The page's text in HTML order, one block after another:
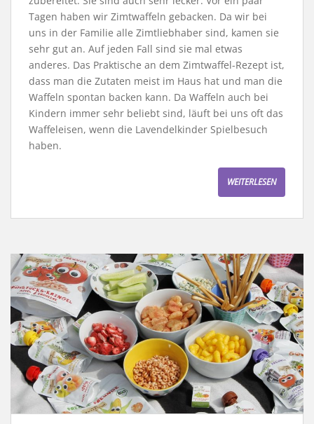
Tagen haben wir Zimtwaffeln gebacken. Da wir bei
uns in der Familie alle Zimtliebhaber sind, kamen sie
sehr gut an. Auf jeden Fall sind sie mal etwas
anderes. Das Praktische an dem Zimtwaffel-Rezept ist,
dass man die Zutaten meist im Haus hat und man die
Waffeln spontan backen kann. Da Waffeln auch bei
Kindern immer sehr beliebt sind, läuft bei uns oft das
Waffeleisen, wenn die Lavendelkinder Spielbesuch
haben.
WEITERLESEN